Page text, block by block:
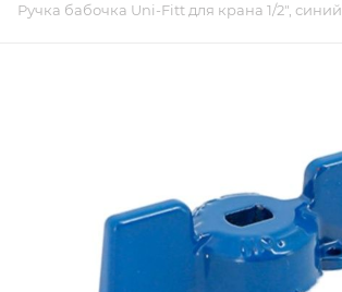
Ручка бабочка Uni-Fitt для крана 1/2", синий